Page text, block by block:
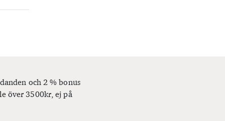
och 2 % bonus
över 3500kr, ej på